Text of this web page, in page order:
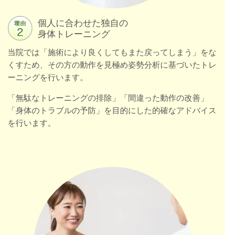
個人に合わせた独自の
身体トレーニング
当院では「施術により良くしてもまた戻ってしまう」をな
くすため、その方の動作を見極め姿勢分析に基づいたトレ
ーニングを行います。
「無駄なトレーニングの排除」「間違った動作の改善」
「身体のトラブルの予防」を目的にした的確なアドバイス
を行います。